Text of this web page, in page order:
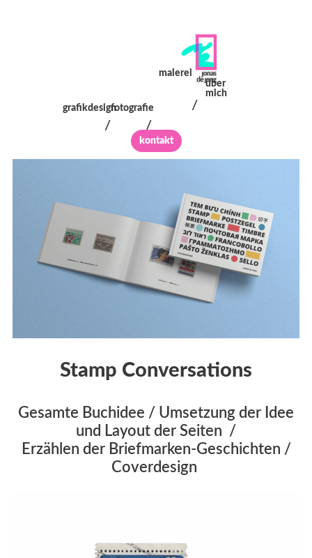
grafikdesign
/
fotografie
/
malerei
/
über
mich
kontakt
Stamp Conversations
Gesamte Buchidee / Umsetzung der Idee
und Layout der Seiten /
Erzählen der Briefmarken-Geschichten /
Coverdesign